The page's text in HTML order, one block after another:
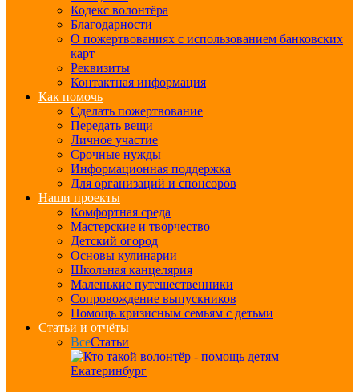
Кодекс волонтёра
Благодарности
О пожертвованиях с использованием банковских
карт
Реквизиты
Контактная информация
Как помочь
Сделать пожертвование
Передать вещи
Личное участие
Срочные нужды
Информационная поддержка
Для организаций и спонсоров
Наши проекты
Комфортная среда
Мастерские и творчество
Детский огород
Основы кулинарии
Школьная канцелярия
Маленькие путешественники
Сопровождение выпускников
Помощь кризисным семьям с детьми
Статьи и отчёты
ВсеСтатьи